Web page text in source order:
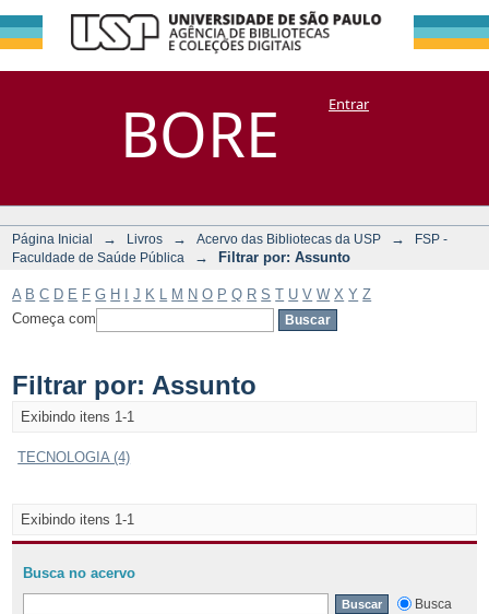
BORE
Filtrar por:
Assunto
DSpace/Manakin + CoriscoEntrar
Página Inicial → Livros → Acervo das Bibliotecas da USP →
FSP -
Faculdade de Saúde Pública
→ Filtrar por: Assunto
A B C D E F G H J K M N O P Q R S T U V W X Y Z
Começa com
Filtrar por: Assunto
Exibindo itens 1-1
TECNOLOGIA (4)
Exibindo itens 1-1
Busca no acervo
Busca